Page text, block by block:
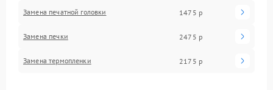
Замена печатной головки 1475 р
Замена печки 2475 р
Замена термопленки 2175 р